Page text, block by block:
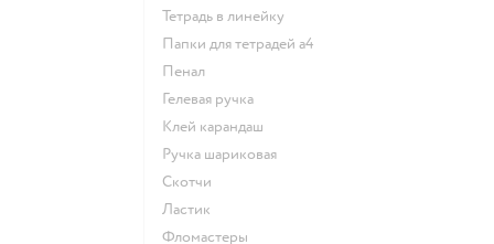
Тетрадь в линейку
Папки для тетрадей а4
Пенал
Гелевая ручка
Клей карандаш
Ручка шариковая
Скотчи
Ластик
Фломастеры